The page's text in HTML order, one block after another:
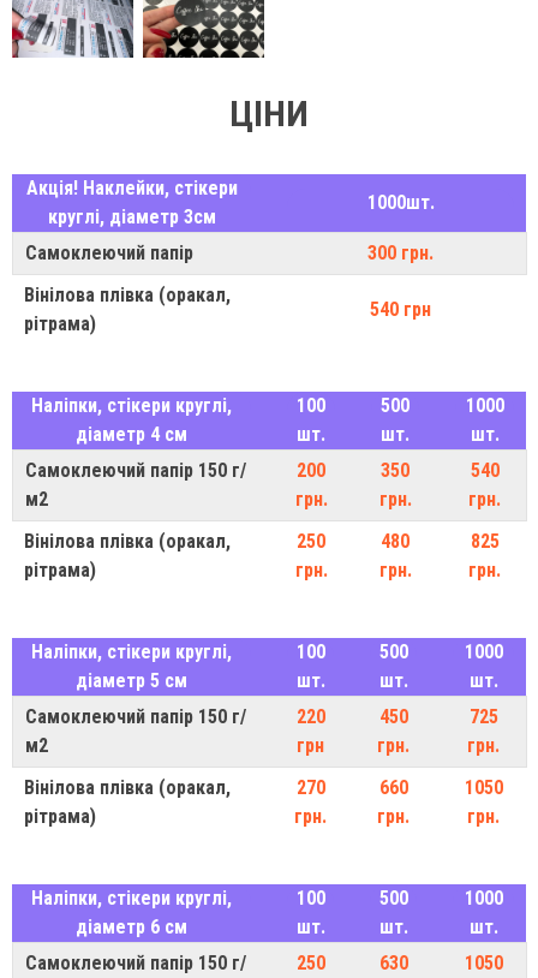
ЦІНИ
Акція! Наклейки, стікери
круглі, діаметр 3см
1000шт.
Самоклеючий папір
300 грн.
Вінілова плівка (оракал,
рітрама)
540 грн
Наліпки, стікери круглі,
діаметр 4 см
100
шт.
500
шт.
1000
шт.
Самоклеючий папір 150 г/
м2
200
грн.
350
грн.
540
грн.
Вінілова плівка (оракал,
рітрама)
250
грн.
480
грн.
825
грн.
Наліпки, стікери круглі,
діаметр 5 см
100
шт.
500
шт.
1000
шт.
Самоклеючий папір 150 г/
м2
220
грн
450
грн.
725
грн.
Вінілова плівка (оракал,
рітрама)
270
грн.
660
грн.
1050
грн.
Наліпки, стікери круглі,
діаметр 6 см
100
шт.
500
шт.
1000
шт.
Самоклеючий папір 150 г/
250
630
1050